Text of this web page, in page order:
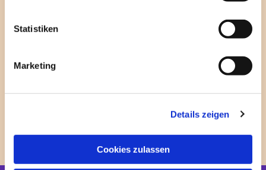
Statistiken
Marketing
Details zeigen
Cookies zulassen